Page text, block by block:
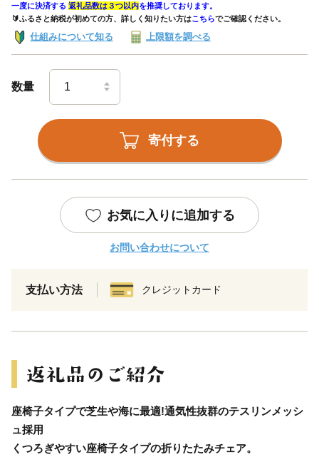
一度に決済する 返礼品数は３つ以内を推奨しております。
🔰ふるさと納税が初めての方、詳しく知りたい方はこちらでご確認ください。
仕組みについて知る 上限額を調べる
数量
寄付する
お気に入りに追加する
お問い合わせについて
支払い方法 クレジットカード
座椅子タイプで芝生や海に最適!通気性抜群のテスリンメッシ
ュ採用
くつろぎやすい座椅子タイプの折りたたみチェア。